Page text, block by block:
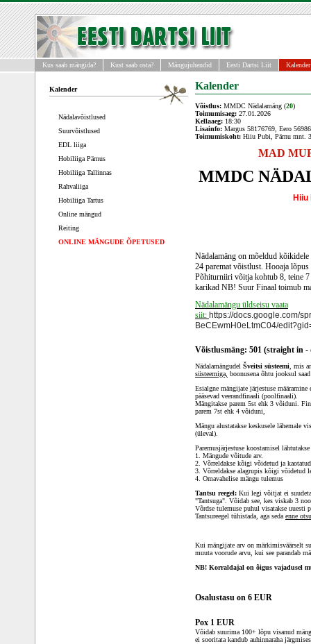
Kus saab mängida? Kust saab osta? Mängujuhendid Eesti Dartsi Liit Kalender
Kalender
Nädalavõistlused
Suurvõistlused
EDL liiga
Hobiliiga Pärnus
Hobiliiga Tallinnas
Rahvaliiga
Hobiliiga Tartus
Online mängud
Reiting
ONLINE MÄNGUDE ÕPETUSED
Kalender
Võistlus: MMDC Nädalamäng (20)
Toimumisaeg: 27.01.2026
Kellaaeg: 18:30
Lisainfo: Margus 58176769, Eero
Toimumiskoht: Hiiu Pubi, Pärnu mnt.
MAD
MMDC
Hiiu
Nädalamäng on mõeldud
24 paremat võistlust. Hooaja
Põhiturniiri võitja kohtub 8, teine
karikad NB! Suur Finaal toimub
Nädalamängu üldseisu vaata
siit: https://docs.google.com/
BeCEwmH0eLtmC04/
Võistlusmäng: 501 (straight in -
Nädalamängudel Šveitsi süsteemi , mis
süsteemiga, boonusena õhtu jooksul
Esialgne mängijate järjestuse
pääsevad veerandfinaali (poolfinaali).
Mängitakse parem 5st ehk 3 võiduni.
parem 7st ehk 4 võiduni,
Mängu alustatakse keskusele lähemale
(üleval).
Paremusjärjestuse koostamisel
1. Mängude võitude arv.
2. Võrreldakse kõigi võidetud ja kaotatud
3. Võrreldakse alagrupis kõigi võidetud
4. Omavahelise mängu tulemus
Tantsu reegel: Kui legi võitjat ei
"Tantsuga". Võidab see, kes viskab 3
Võrdse tulemuse puhul visatakse uuesti
Tantsureegel tühistada, aga seda enne
Kui mängijate arv on märkimisväärselt
muuta voorude arvu, kui see parandab
NB! Korraldajal on õigus vajadusel
Osalustasu on 6 EUR
Pox 1 EUR
Võidab suurima 100+ lõpu visanud
ei sooritata kandub auhinnaraha